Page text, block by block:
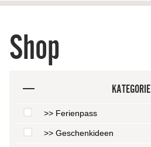
Shop
KATEGORIE
>> Ferienpass
>> Geschenkideen